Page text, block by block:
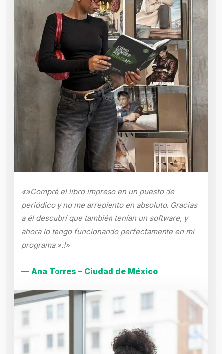
«»Compré el libro impreso en un puesto de
periódico y no me arrepiento en absoluto. Gracias
a él descubrí que también tenían un software, y
ahora lo tengo funcionando perfectamente en mi
programa.».!»
— Ana Torres – Ciudad de México